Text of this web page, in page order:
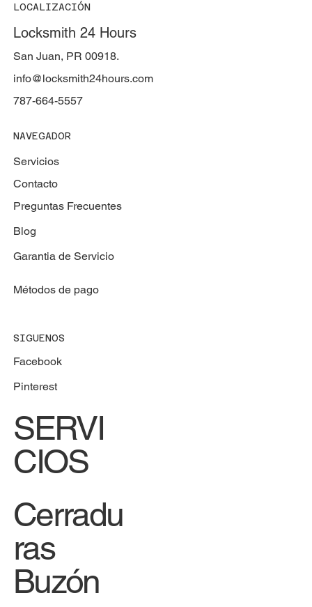
LOCALIZACIÓN
Locksmith 24 Hours
San Juan, PR 00918.
787-664-5557
info@locksmith24hours.com
NAVEGADOR
Servicios
Contacto
Preguntas Frecuentes
Blog
Garantia de Servicio
Métodos de pago
SIGUENOS
Facebook
Pinterest
SERVI
CIOS
Cerradu
ras
Buzón